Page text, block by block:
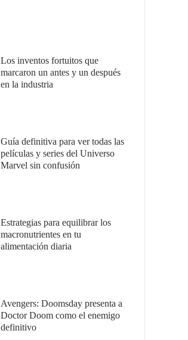
Los inventos fortuitos que
marcaron un antes y un después
en la industria
Guía definitiva para ver todas las
películas y series del Universo
Marvel sin confusión
Estrategias para equilibrar los
macronutrientes en tu
alimentación diaria
Avengers: Doomsday presenta a
Doctor Doom como el enemigo
definitivo